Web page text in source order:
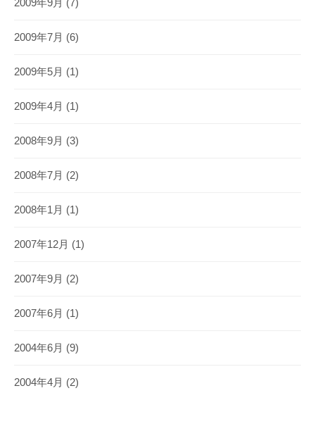
2009年9月 (7)
2009年7月 (6)
2009年5月 (1)
2009年4月 (1)
2008年9月 (3)
2008年7月 (2)
2008年1月 (1)
2007年12月 (1)
2007年9月 (2)
2007年6月 (1)
2004年6月 (9)
2004年4月 (2)